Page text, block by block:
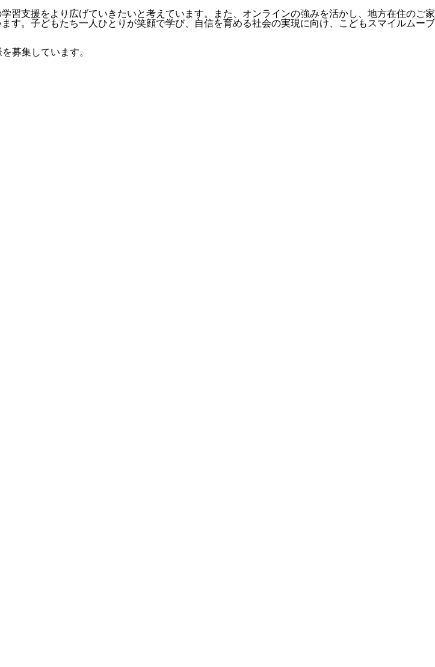
習支援をより広げていきたいと考えています。また、オンラインの強みを活かし、地方在住のご家
す。子どもたち一人ひとりが笑顔で学び、自信を育める社会の実現に向け、こどもスマイルムーブ
募集しています。